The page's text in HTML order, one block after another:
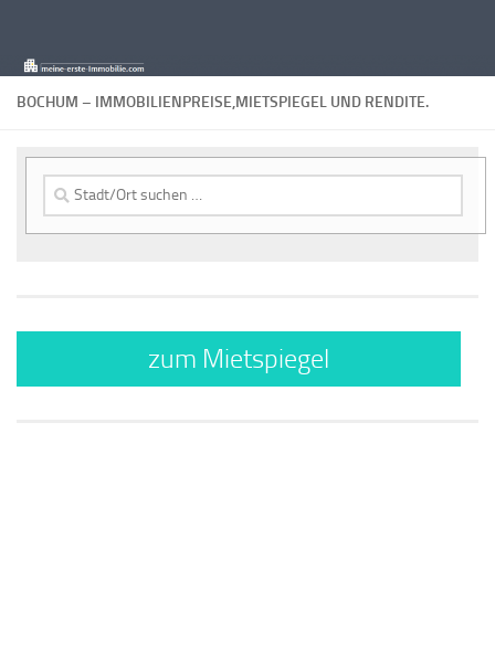
BOCHUM – IMMOBILIENPREISE,MIETSPIEGEL UND RENDITE.
nach:
zum Mietspiegel